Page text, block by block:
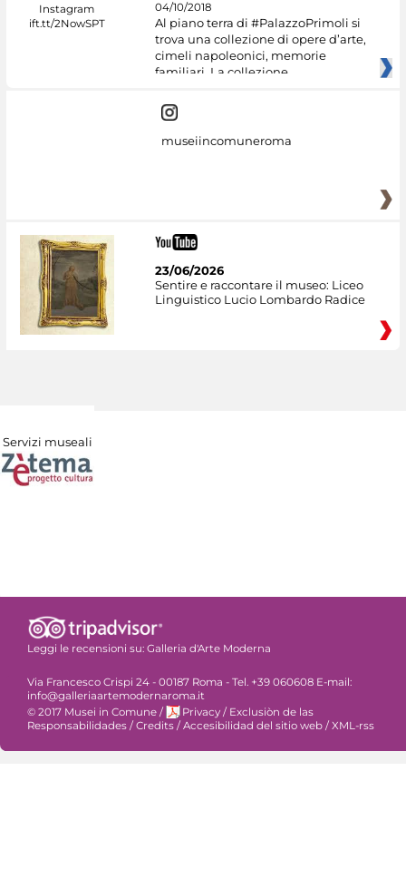
04/10/2018
Al piano terra di #PalazzoPrimoli si
trova una collezione di opere d’arte,
cimeli napoleonici, memorie
familiari. La collezione
museiincomuneroma
23/06/2026
Sentire e raccontare il museo: Liceo
Linguistico Lucio Lombardo Radice
Servizi museali
Leggi le recensioni su: Galleria d'Arte Moderna
Via Francesco Crispi 24 - 00187 Roma - Tel. +39 060608 E-mail:
info@galleriaartemodernaroma.it
© 2017 Musei in Comune / Privacy / Exclusiòn de las
Responsabilidades / Credits / Accesibilidad del sitio web / XML-rss